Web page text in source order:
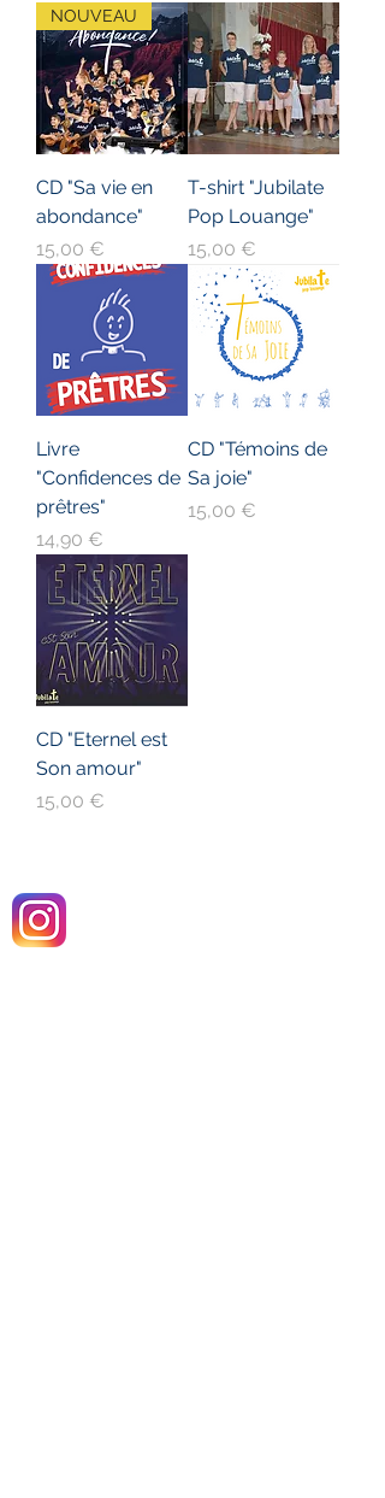
NOUVEAU
CD "Sa vie en
abondance"
Prix
15,00 €
T-shirt "Jubilate
Pop Louange"
Prix
15,00 €
Livre
"Confidences de
prêtres"
Prix
14,90 €
CD "Témoins de
Sa joie"
Prix
15,00 €
CD "Eternel est
Son amour"
Prix
15,00 €